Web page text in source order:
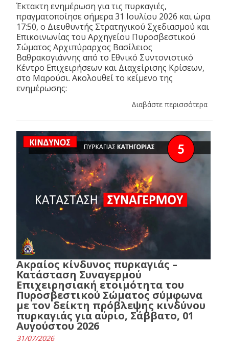
Έκτακτη ενημέρωση για τις πυρκαγιές,
πραγματοποίησε σήμερα 31 Ιουλίου 2026 και ώρα
17:50, ο Διευθυντής Στρατηγικού Σχεδιασμού και
Επικοινωνίας του Αρχηγείου Πυροσβεστικού
Σώματος Αρχιπύραρχος Βασίλειος
Βαθρακογιάννης από το Εθνικό Συντονιστικό
Κέντρο Επιχειρήσεων και Διαχείρισης Κρίσεων,
στο Μαρούσι. Ακολουθεί το κείμενο της
ενημέρωσης:
Διαβάστε περισσότερα
Ακραίος κίνδυνος πυρκαγιάς –
Κατάσταση Συναγερμού
Επιχειρησιακή ετοιμότητα του
Πυροσβεστικού Σώματος σύμφωνα
με τον δείκτη πρόβλεψης κινδύνου
πυρκαγιάς για αύριο, Σάββατο, 01
Αυγούστου 2026
31/07/2026